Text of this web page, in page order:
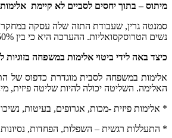
מיתוס – בתוך יחסים לסביים לא קיימת
סמנטה גרין, שעבודת התזה שלה עסקה במחקר
נשים הטרוסקסואליות. ההערכה היא כי בין 30-50% של לסביות היו קרבן לאלימות לפחות פעם אחת מצד בת זוג. זה נתון די מדהים בהתחשב בכך שאין כמעט דיון לגבי אלימות במשפחה לסבית.
כיצד באה לידי ביטוי אלימות במשפחה בזוגיות
אלימות במשפחה לסבית מוגדרת כדפוס של
האלימה. השליטה יכולה להיות שליטה פיזית,
* אלימות פיזית -מכות, אגרופים, בעיטות,
* התעללות רגשית – השפלות, הפחדות, נסיונות